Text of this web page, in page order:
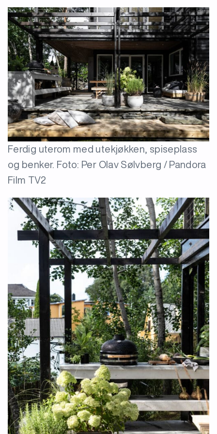
Ferdig uterom med utekjøkken, spiseplass
og benker. Foto: Per Olav Sølvberg / Pandora
Film TV2